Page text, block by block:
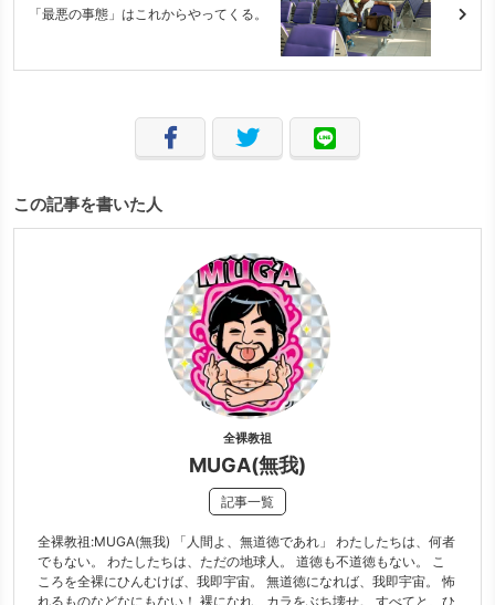
「最悪の事態」はこれからやってくる。
この記事を書いた人
全裸教祖
MUGA(無我)
記事一覧
全裸教祖:MUGA(無我) 「人間よ、無道徳であれ」 わたしたちは、何者
でもない。 わたしたちは、ただの地球人。 道徳も不道徳もない。 こ
ころを全裸にひんむけば、我即宇宙。 無道徳になれば、我即宇宙。 怖
れるものなどなにもない！ 裸になれ、カラをぶち壊せ。 すべてと、ひ